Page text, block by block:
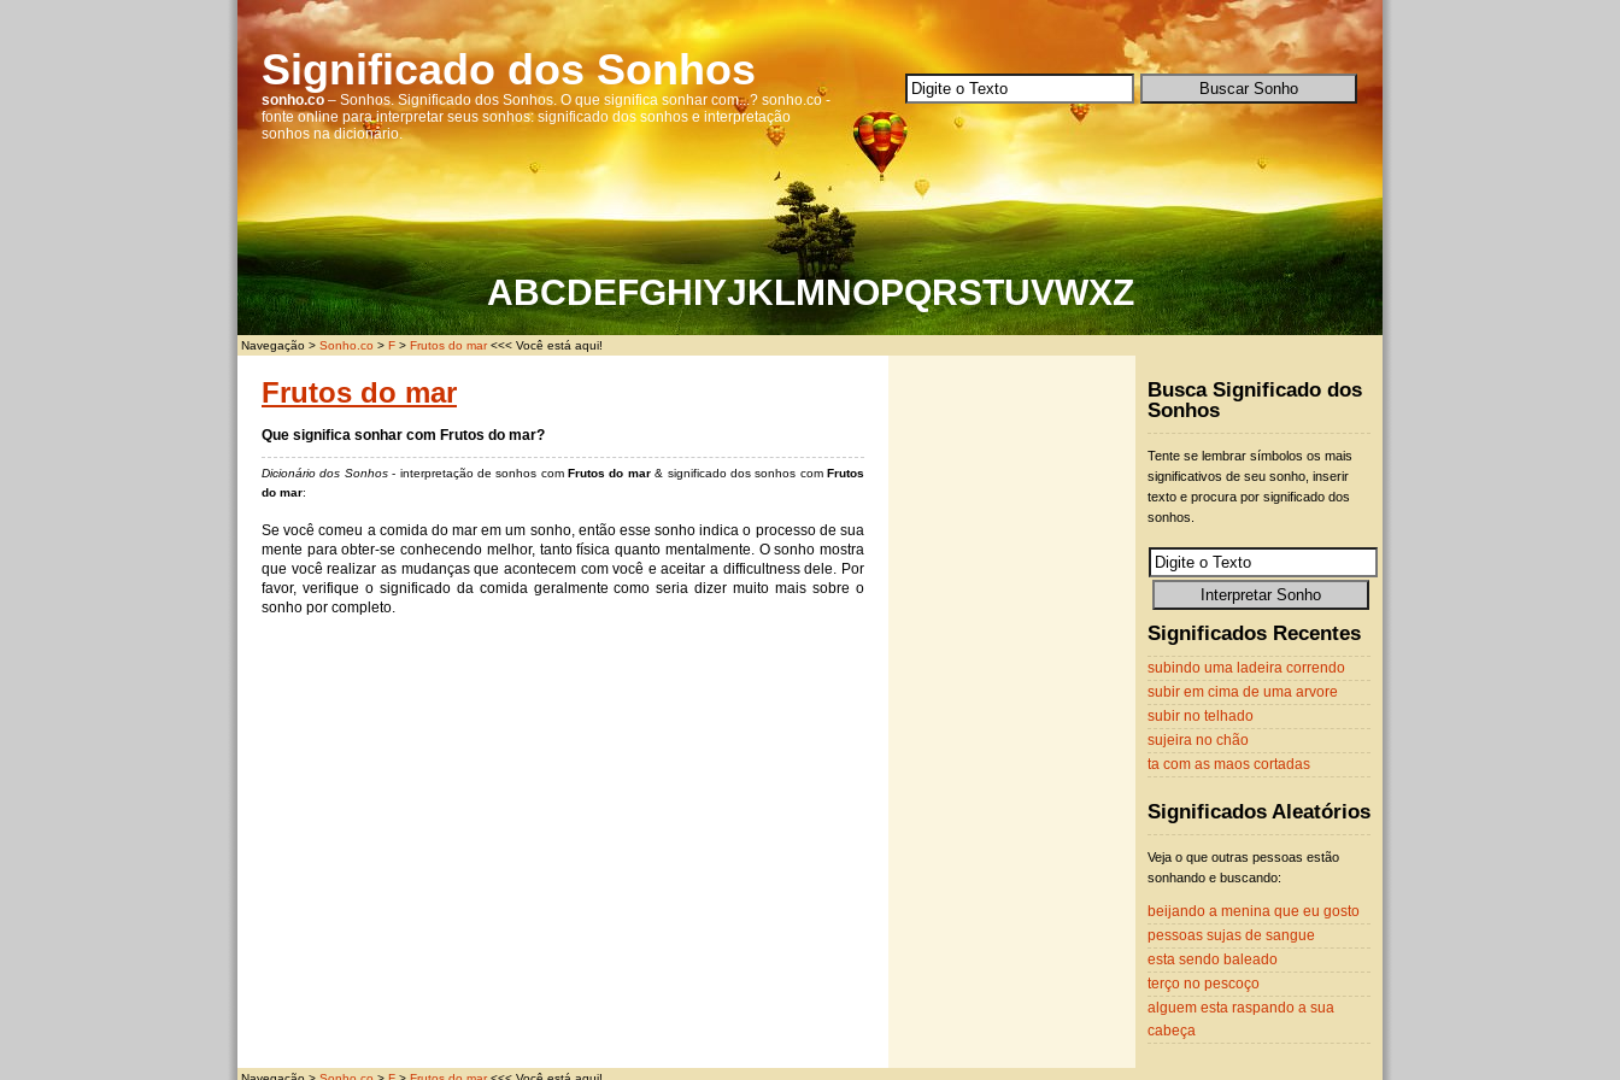
Significado dos Sonhos
sonho.co – Sonhos. Significado dos Sonhos. O que significa sonhar com...? sonho.co -
fonte online para interpretar seus sonhos: significado dos sonhos e interpretação
sonhos na dicionário.
ABCDEFGHIYJKLMNOPQRSTUVWXZ
Navegação > Sonho.co > F > Frutos do mar<<< Você está aqui!
Frutos do mar
Que significa sonhar com Frutos do mar?
Dicionário dos Sonhos- interpretação de sonhos com Frutos do mar& significado dos sonhos com Frutos
do mar:
Se você comeu a comida do mar em um sonho, então esse sonho indica o processo de sua
mente para obter-se conhecendo melhor, tanto física quanto mentalmente. O sonho mostra
que você realizar as mudanças que acontecem com você e aceitar a difficultness dele. Por
favor, verifique o significado da comida geralmente como seria dizer muito mais sobre o
sonho por completo.
Busca Significado dos
Sonhos
Tente se lembrar símbolos os mais
significativos de seu sonho, inserir
texto e procura por significado dos
sonhos.
Significados Recentes
subindo uma ladeira correndo
subir em cima de uma arvore
subir no telhado
sujeira no chão
ta com as maos cortadas
Significados Aleatórios
Veja o que outras pessoas estão
sonhando e buscando:
beijando a menina que eu gosto
pessoas sujas de sangue
esta sendo baleado
terço no pescoço
alguem esta raspando a sua
cabeça